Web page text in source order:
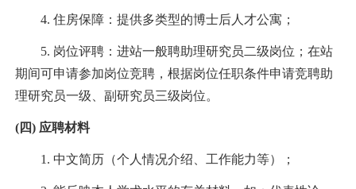
4. 住房保障：提供多类型的博士后人才公寓；
5. 岗位评聘：进站一般聘助理研究员二级岗位；在站
期间可申请参加岗位竞聘，根据岗位任职条件申请竞聘助
理研究员一级、副研究员三级岗位。
(四) 应聘材料
1. 中文简历（个人情况介绍、工作能力等）；